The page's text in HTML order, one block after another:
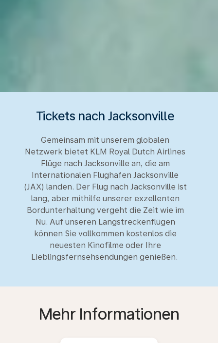
Tickets nach Jacksonville
Gemeinsam mit unserem globalen
Netzwerk bietet KLM Royal Dutch Airlines
Flüge nach Jacksonville an, die am
Internationalen Flughafen Jacksonville
(JAX) landen. Der Flug nach Jacksonville ist
lang, aber mithilfe unserer exzellenten
Bordunterhaltung vergeht die Zeit wie im
Nu. Auf unseren Langstreckenflügen
können Sie vollkommen kostenlos die
neuesten Kinofilme oder Ihre
Lieblingsfernsehsendungen genießen.
Mehr Informationen